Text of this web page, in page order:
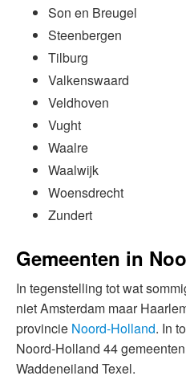
Son en Breugel
Steenbergen
Tilburg
Valkenswaard
Veldhoven
Vught
Waalre
Waalwijk
Woensdrecht
Zundert
Gemeenten in
In tegenstelling tot wat
niet Amsterdam maar
provincie Noord-Holland. In
Noord-Holland 44
Waddeneiland Texel.